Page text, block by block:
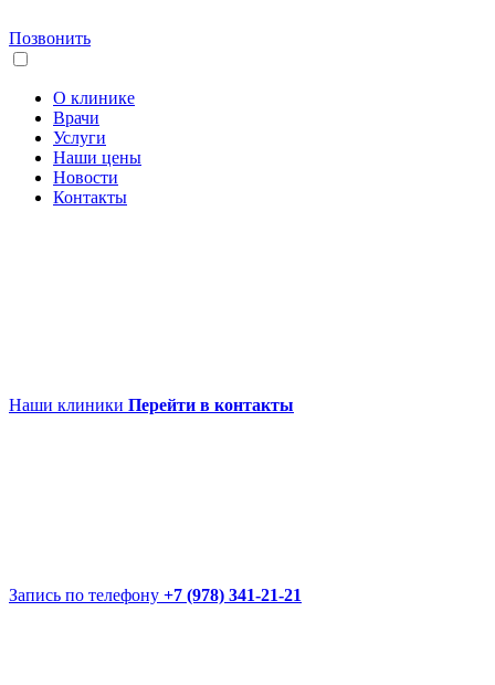
Позвонить
О клинике
Врачи
Услуги
Наши цены
Новости
Контакты
Наши клиники Перейти в контакты
Запись по телефону +7 (978) 341-21-21